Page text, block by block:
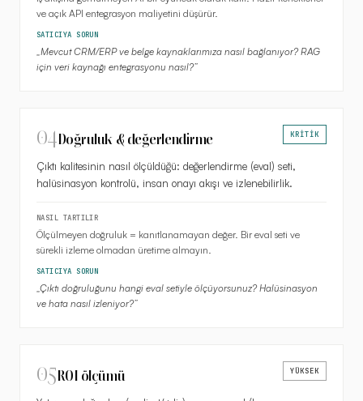
ve açık API entegrasyon maliyetini düşürür.
SATICIYA SORUN
„Mevcut CRM/ERP ve belge kaynaklarımıza nasıl bağlanıyor? RAG
için veri kaynağı entegrasyonu nasıl?”
04Doğruluk & değerlendirme KRİTİK
Çıktı kalitesinin nasıl ölçüldüğü: değerlendirme (eval) seti,
halüsinasyon kontrolü, insan onayı akışı ve izlenebilirlik.
NASIL TARTILIR
Ölçülmeyen doğruluk = kanıtlanamayan değer. Bir eval seti ve
sürekli izleme olmadan üretime almayın.
SATICIYA SORUN
„Çıktı doğruluğunu hangi eval setiyle ölçüyorsunuz? Halüsinasyon
ve hata nasıl izleniyor?”
05ROI ölçümü YÜKSEK